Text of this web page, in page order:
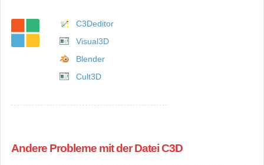
C3Deditor
Visual3D
Blender
Cult3D
Andere Probleme mit der Datei C3D